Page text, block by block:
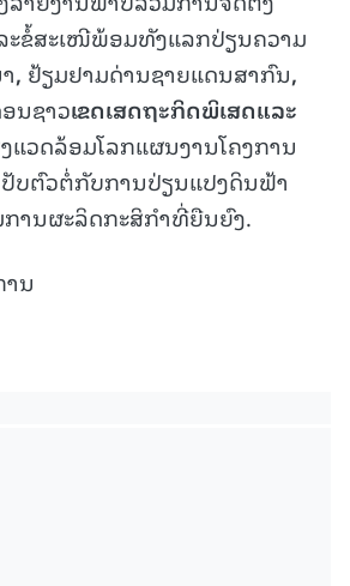
ະຂໍ້ສະເໜີພ້ອມທັງແລກປ່ຽນຄວາມ
, ຢ້ຽມຢາມດ່ານຊາຍແດນສາກົນ,
ນຊາວເຂດເສດຖະກິດພິເສດແລະ
ວດລ້ອມໂລກແຜນງານໂຄງການ
ບຕົວຕໍ່ກັບການປ່ຽນແປງດິນຟ້າ
ການຜະລິດກະສິກຳທີ່ຍືນຍົງ.
ນ